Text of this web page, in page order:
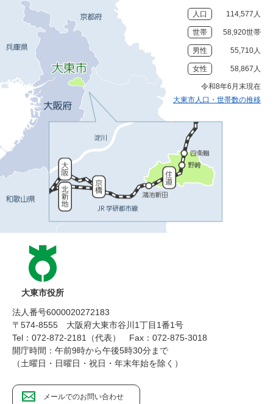
人口 114,577人
世帯 58,920世帯
男性 55,710人
女性 58,867人
令和8年6月末現在
大東市人口・世帯数の推移
大東市役所
法人番号6000020272183
〒574-8555 大阪府大東市谷川1丁目1番1号
Tel：072-872-2181（代表）
Fax：072-875-3018
開庁時間：午前9時から午後5時30分まで
（土曜日・日曜日・祝日・年末年始を除く）
メールでのお問い合わせ